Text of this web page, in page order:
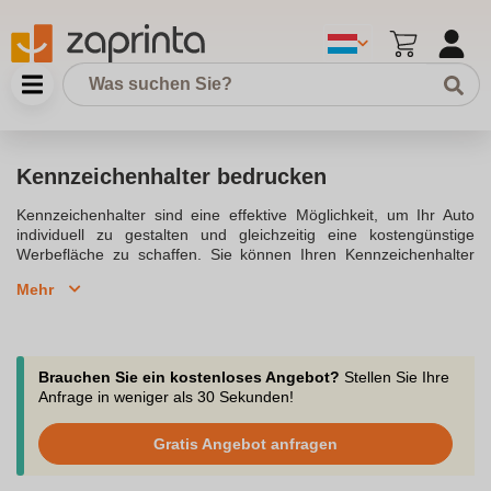
Kennzeichenhalter bedrucken
Kennzeichenhalter sind eine effektive Möglichkeit, um Ihr Auto
individuell zu gestalten und gleichzeitig eine kostengünstige
Werbefläche zu schaffen. Sie können Ihren Kennzeichenhalter
lustigen Spruch hinzuzufügen. Das bietet Ihnen die Möglichkeit,
Werbebotschaft mit minimalem Aufwand und zu niedrigen Kosten
verbreiten.Egal ob Sie ein Autohaus betreiben oder Ihren
Fuhrpark ausstatten wollen, die bedruckten Nummernschildhalter
sicheren Befestigung und der Beständigkeit gegen UV-Strahlen
sind die Kennzeichenhalterungen langlebig und zuverlässig.In der
EU sind schwarze Kennzeichenhalter in der Größe 520 x 110 mm
Mehr
Brauchen Sie ein kostenloses Angebot? Stellen Sie Ihre
Anfrage in weniger als 30 Sekunden!
Gratis Angebot anfragen